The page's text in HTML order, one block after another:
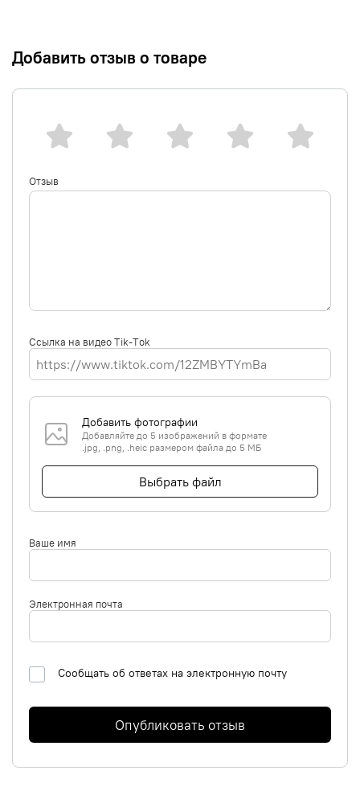
Добавить отзыв о товаре
Отзыв
Ссылка на видео Tik-Tok
Добавить фотографии
Добавляйте до 5 изображений в формате
.jpg, .png, .heic размером файла до 5 МБ
Выбрать файл
Ваше имя
Электронная почта
Сообщать об ответах на электронную почту
Опубликовать отзыв